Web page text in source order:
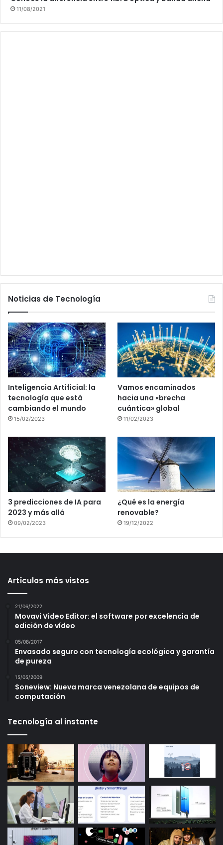
11/08/2021
Noticias de Tecnología
Inteligencia Artificial: la
tecnología que está
cambiando el mundo
15/02/2023
Vamos encaminados
hacia una «brecha
cuántica» global
11/02/2023
3 predicciones de IA para
2023 y más allá
09/02/2023
¿Qué es la energía
renovable?
19/12/2022
Artículos más vistos
21/06/2022
Movavi Video Editor: el software por excelencia de
edición de vídeo
05/08/2017
Envasado seguro con tecnología ecológica y garantía
de pureza
15/05/2009
Soneview: Nueva marca venezolana de equipos de
computación
Tecnología al instante